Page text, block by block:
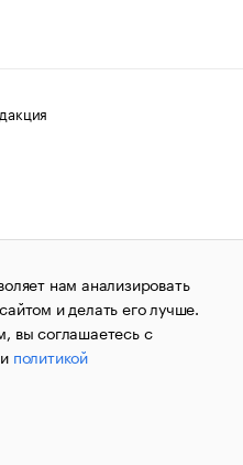
авторских прав
1995–2026.Сообщения
«РБК»
службой по надзору в сфере
и массовых
за номером ИА
«РБК». Отдельные
нам анализировать
и делать его лучше.
вы соглашаетесь с
политикой